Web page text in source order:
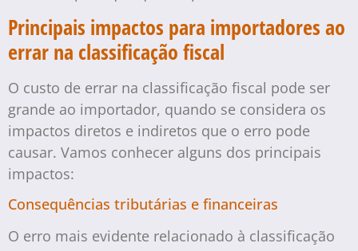
Principais impactos para importadores ao
errar na classificação fiscal
O custo de errar na classificação fiscal pode ser
grande ao importador, quando se considera os
impactos diretos e indiretos que o erro pode
causar. Vamos conhecer alguns dos principais
impactos:
Consequências tributárias e financeiras
O erro mais evidente relacionado à classificação